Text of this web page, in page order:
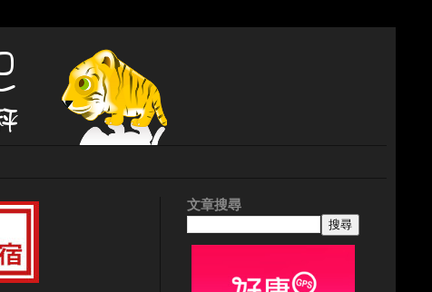
文章搜尋